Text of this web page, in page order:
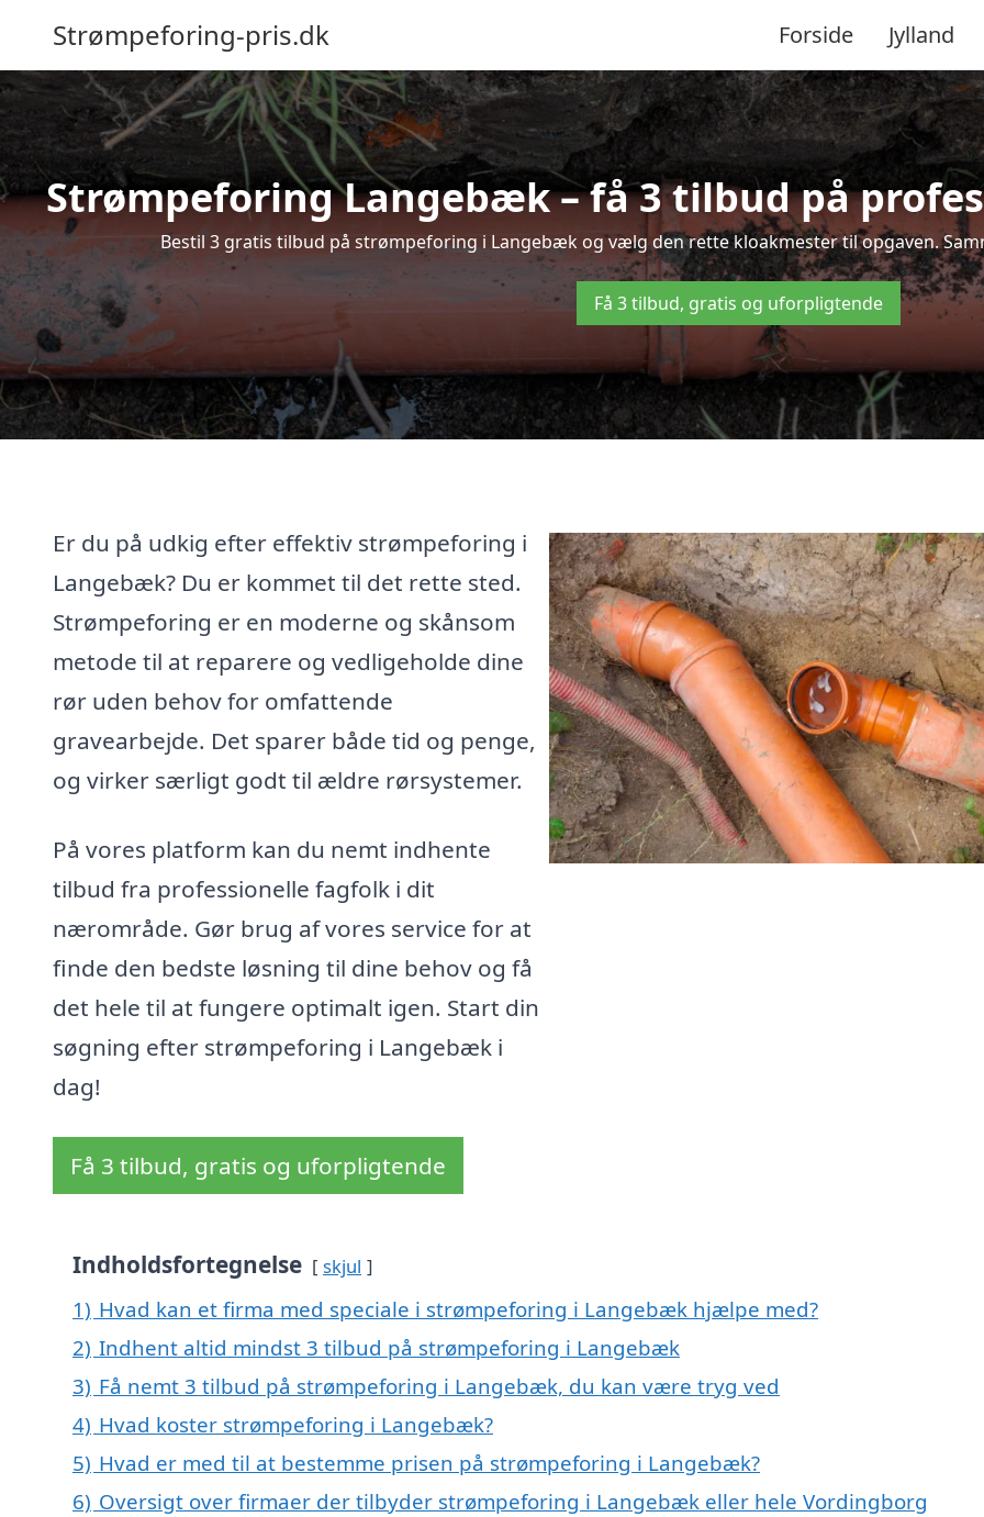
Strømpeforing-pris.dk Forside Jylland
Strømpeforing Langebæk – få 3 tilbud på
Bestil 3 gratis tilbud på strømpeforing i Langebæk og vælg den rette kloakmester til opgaven.
Få 3 tilbud, gratis og uforpligtende
Er du på udkig efter effektiv strømpeforing i
Langebæk? Du er kommet til det rette sted.
Strømpeforing er en moderne og skånsom
metode til at reparere og vedligeholde dine
rør uden behov for omfattende
gravearbejde. Det sparer både tid og penge,
og virker særligt godt til ældre rørsystemer.
På vores platform kan du nemt indhente
tilbud fra professionelle fagfolk i dit
nærområde. Gør brug af vores service for at
finde den bedste løsning til dine behov og få
det hele til at fungere optimalt igen. Start din
søgning efter strømpeforing i Langebæk i
dag!
Få 3 tilbud, gratis og uforpligtende
Indholdsfortegnelse skjul
1) Hvad kan et firma med speciale i strømpeforing i Langebæk hjælpe med?
2) Indhent altid mindst 3 tilbud på strømpeforing i Langebæk
3) Få nemt 3 tilbud på strømpeforing i Langebæk, du kan være tryg ved
4) Hvad koster strømpeforing i Langebæk?
5) Hvad er med til at bestemme prisen på strømpeforing i Langebæk?
6) Oversigt over firmaer der tilbyder strømpeforing i Langebæk eller hele Vordingborg